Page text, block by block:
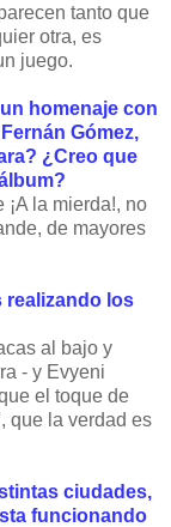
tanto que
otra, es
juego.
homenaje con
Gómez,
¿Creo que
la mierda!, no
de mayores
realizando los
al bajo y
- y Evyeni
el toque de
que la verdad es
ciudades,
funcionando